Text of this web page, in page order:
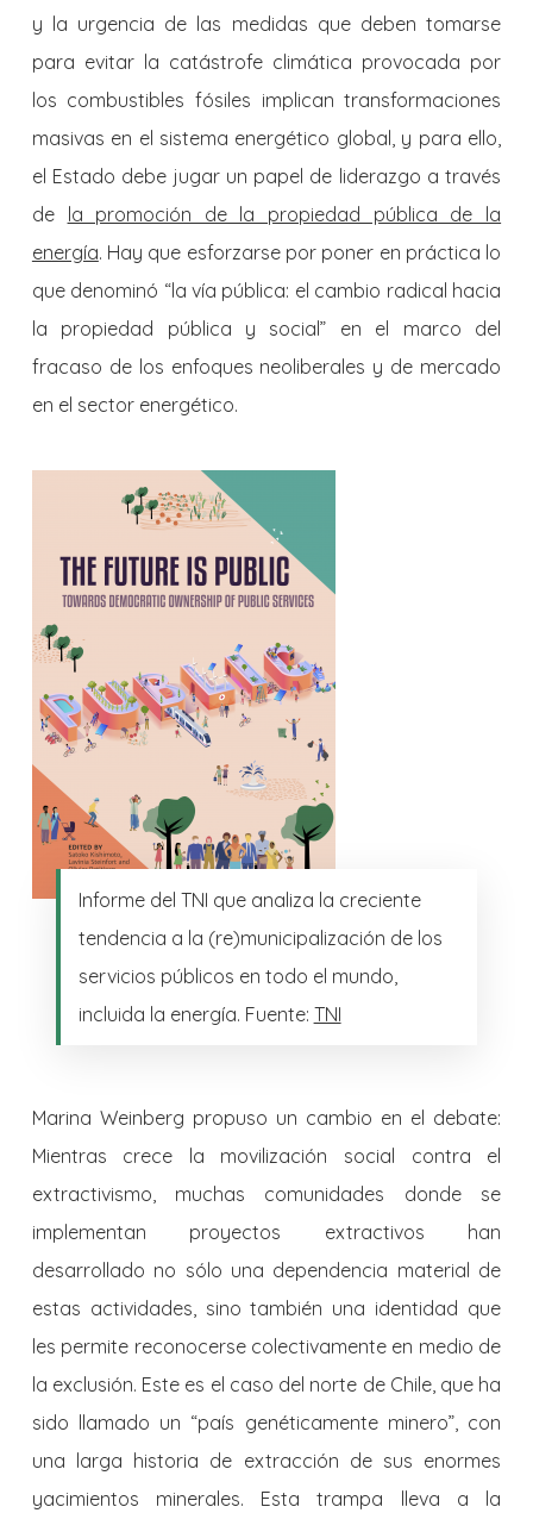
y la urgencia de las medidas que deben tomarse
para evitar la catástrofe climática provocada por
los combustibles fósiles implican transformaciones
masivas en el sistema energético global, y para ello,
el Estado debe jugar un papel de liderazgo a través
de la promoción de la propiedad pública de la
energía. Hay que esforzarse por poner en práctica lo
que denominó “la vía pública: el cambio radical hacia
la propiedad pública y social” en el marco del
fracaso de los enfoques neoliberales y de mercado
en el sector energético.
Informe del TNI que analiza la creciente
tendencia a la (re)municipalización de los
servicios públicos en todo el mundo,
incluida la energía. Fuente: TNI
Marina Weinberg propuso un cambio en el debate:
Mientras crece la movilización social contra el
extractivismo, muchas comunidades donde se
implementan proyectos extractivos han
desarrollado no sólo una dependencia material de
estas actividades, sino también una identidad que
les permite reconocerse colectivamente en medio de
la exclusión. Este es el caso del norte de Chile, que ha
sido llamado un “país genéticamente minero”, con
una larga historia de extracción de sus enormes
yacimientos minerales. Esta trampa lleva a la